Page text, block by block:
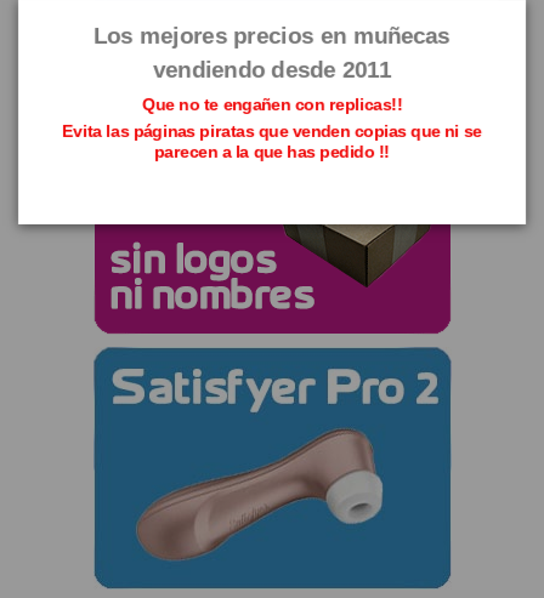
Los mejores precios en muñecas
vendiendo desde 2011
Que no te engañen con replicas!!
Evita las páginas piratas que venden copias que ni se
parecen a la que has pedido !!